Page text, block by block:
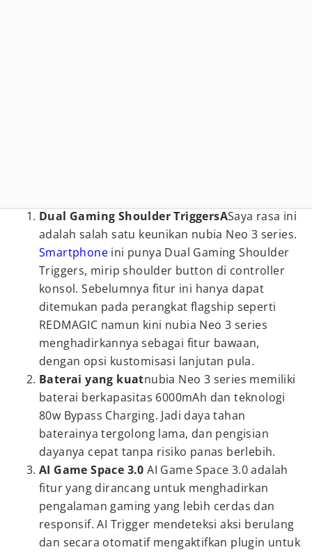
Dual Gaming Shoulder TriggersASaya rasa ini
adalah salah satu keunikan nubia Neo 3 series.
Smartphone ini punya Dual Gaming Shoulder
Triggers, mirip shoulder button di controller
konsol. Sebelumnya fitur ini hanya dapat
ditemukan pada perangkat flagship seperti
REDMAGIC namun kini nubia Neo 3 series
menghadirkannya sebagai fitur bawaan,
dengan opsi kustomisasi lanjutan pula.
Baterai yang kuatnubia Neo 3 series memiliki
baterai berkapasitas 6000mAh dan teknologi
80w Bypass Charging. Jadi daya tahan
baterainya tergolong lama, dan pengisian
dayanya cepat tanpa risiko panas berlebih.
AI Game Space 3.0AI Game Space 3.0 adalah
fitur yang dirancang untuk menghadirkan
pengalaman gaming yang lebih cerdas dan
responsif. AI Trigger mendeteksi aksi berulang
dan secara otomatif mengaktifkan plugin untuk